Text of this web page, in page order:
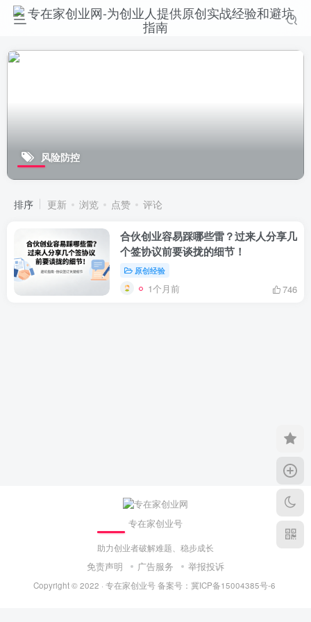
风险防控
排序 更新 浏览 点赞 评论
合伙创业容易踩哪些雷？过来人分享几
个签协议前要谈拢的细节！
原创经验
1个月前 746
专在家创业号
助力创业者破解难题、稳步成长
免责声明 广告服务 举报投诉
Copyright © 2022 · 专在家创业号备案号： 冀ICP备15004385号-6